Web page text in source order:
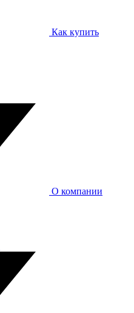
Как купить
О компании